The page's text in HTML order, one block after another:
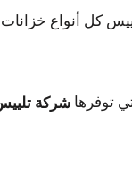
كل أنواع خزانات
توفرها شركة